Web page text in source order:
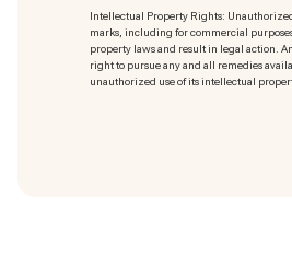
Intellectual Property Rights:
marks, including for commercial
property laws and result in legal action.
right to pursue any and all remedies
unauthorized use of its intellectual